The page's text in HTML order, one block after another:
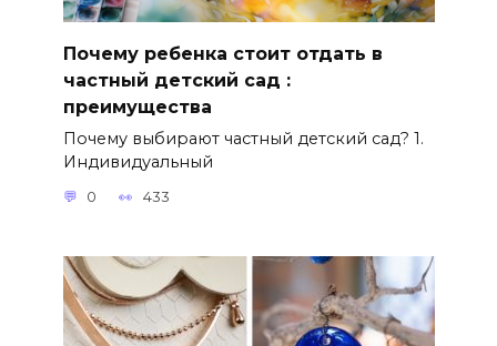
Почему ребенка стоит отдать в
частный детский сад :
преимущества
Почему выбирают частный детский сад? 1.
Индивидуальный
0 433